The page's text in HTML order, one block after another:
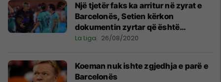
Një tjetër faks ka arritur në zyrat e
Barcelonës, Setien kërkon
dokumentin zyrtar që është
shkarkuar nga puna
La Liga 26/08/2020
Koeman nuk ishte zgjedhja e parë e
Barcelonës